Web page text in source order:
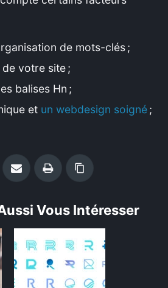
de mots-clés ;
de votre site ;
balises Hn ;
et un webdesign soigné;
Vous Intéresser